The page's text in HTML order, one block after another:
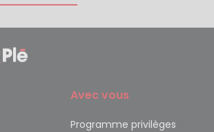
Avec vous
Programme privilèges